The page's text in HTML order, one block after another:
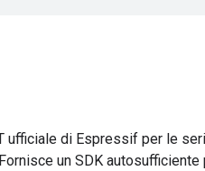
ufficiale di Espressif per le
un SDK autosufficiente